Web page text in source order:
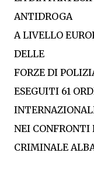
ANTIDROGA
A LIVELLO
DELLE
FORZE DI
ESEGUITI 61
NEI CONFRONTI
CRIMINALE